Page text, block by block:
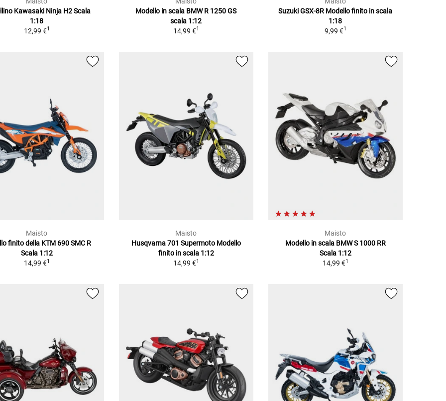
Kawasaki Ninja H2 Scala
1:18
12,99 €1
Modello in scala BMW R 1250 GS
scala 1:12
14,99 €1
Suzuki GSX-8R Modello finito in scala
1:18
9,99 €1
Maisto
finito della KTM 690 SMC R
Scala 1:12
14,99 €1
Maisto
Husqvarna 701 Supermoto Modello
finito in scala 1:12
14,99 €1
Maisto
Modello in scala BMW S 1000 RR
Scala 1:12
14,99 €1